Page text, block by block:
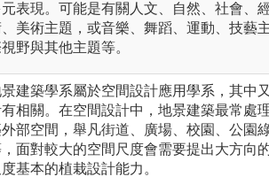
元表現。可能是有關人文、自然、社會、
美術主題，或音樂、舞蹈、運動、技藝
野與其他主題等。
建築學系屬於空間設計應用學系，其中
相關。在空間設計中，地景建築最常處
部空間，舉凡街道、廣場、校園、公園
面對較大的空間尺度會需要提出大方向
度基本的植栽設計能力。